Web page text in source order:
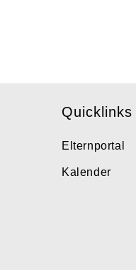
Quicklinks
Elternportal
Kalender